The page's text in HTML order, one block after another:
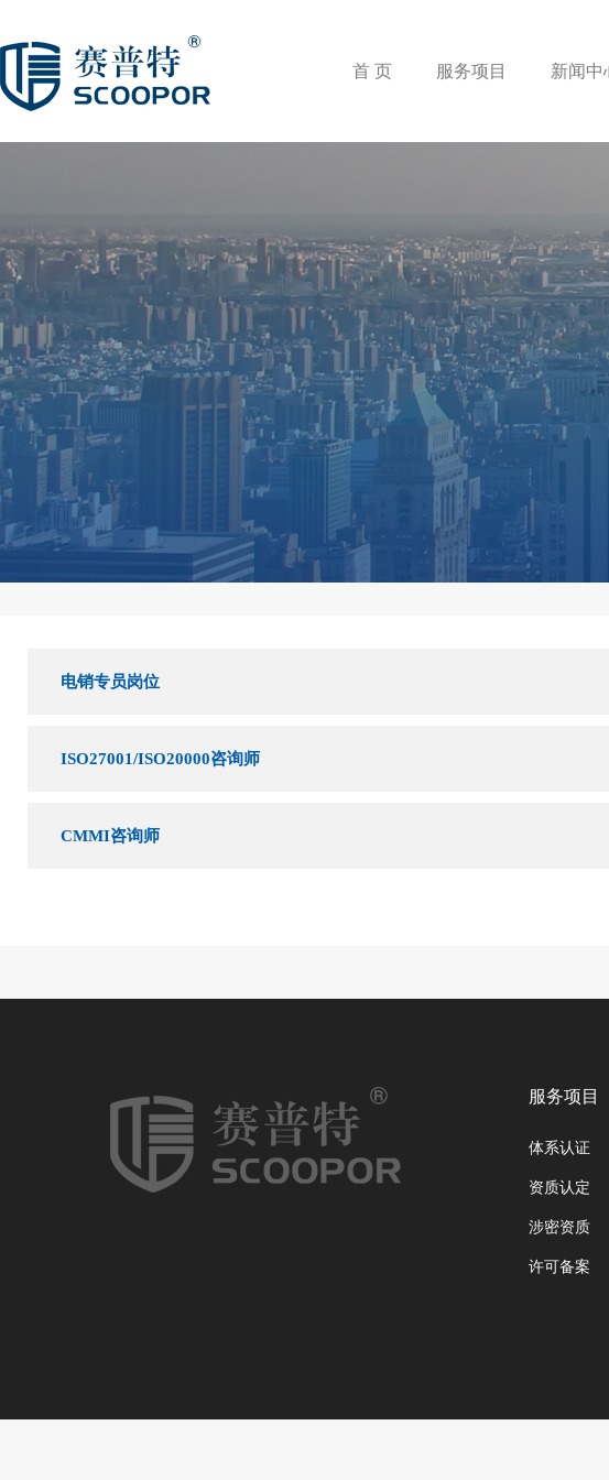
首 页 服务项目 新闻中
电销专员岗位
ISO27001/ISO20000咨询师
CMMI咨询师
服务项目
体系认证
资质认定
涉密资质
许可备案